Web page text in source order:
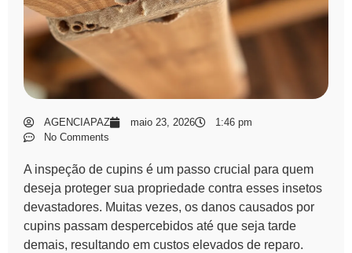
AGENCIAPAZ maio 23, 2026
1:46 pm
No Comments
A inspeção de cupins é um passo crucial para quem
deseja proteger sua propriedade contra esses insetos
devastadores. Muitas vezes, os danos causados por
cupins passam despercebidos até que seja tarde
demais, resultando em custos elevados de reparo.